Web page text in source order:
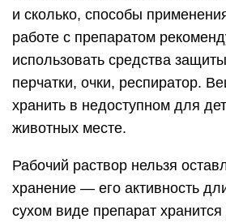
и сколько, способы
работе с препаратом
использовать средства
перчатки, очки, респиратор.
хранить в недоступном для
животных месте.
Рабочий раствор нельзя
хранение — его активность
сухом виде препарат